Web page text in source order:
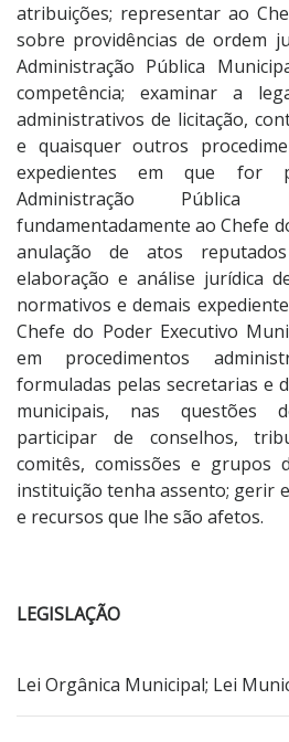
atribuições; representar ao
sobre providências de ordem
Administração Pública
competência; examinar a
administrativos de licitação,
e quaisquer outros
expedientes em que for
Administração Pública
fundamentadamente ao Chefe
anulação de atos
elaboração e análise jurídica
normativos e demais
Chefe do Poder Executivo
em procedimentos
formuladas pelas secretarias e
municipais, nas questões
participar de conselhos,
comitês, comissões e grupos
instituição tenha assento; gerir
e recursos que lhe são afetos.
LEGISLAÇÃO
Lei Orgânica Municipal; Lei